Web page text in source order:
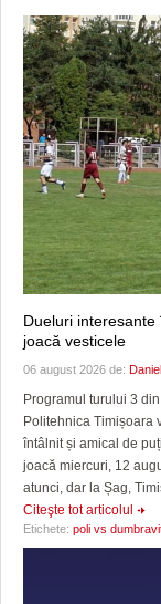
Dueluri
joacă vesticele
06 august 2026 de:
Programul turului 3
Politehnica Timișoara
întâlnit și amical de
joacă miercuri, 12
atunci, dar la Șag,
Citeşte tot articolul
Etichete: poli vs